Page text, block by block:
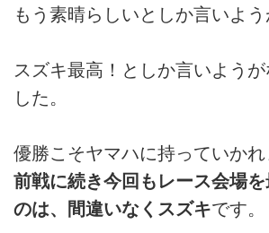
もう素晴らしいとしか言いよう
スズキ最高！としか言いよう
した。
優勝こそヤマハに持っていかれ
前戦に続き今回もレース会場
のは、間違いなくスズキです。